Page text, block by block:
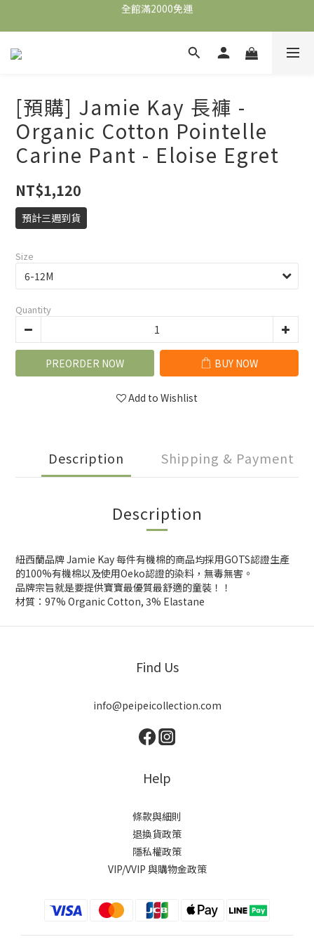
全館滿2000免運
全館滿2000免運
加入會員，即可獲得$100購物金，可立即於首購使用。
全館滿2000免運
[預購] Jamie Kay 長褲 -
Organic Cotton Pointelle
Carine Pant - Eloise Egret
NT$1,120
預計三週到貨
Size
Quantity
PREORDER NOW BUY NOW
Add to Wishlist
Description Shipping & Payment
Description
紐西蘭品牌 Jamie Kay 每件有機棉的商品均採用GOTS認證生產
的100%有機棉以及使用Oeko認證的染料，無毒無害。
品牌宗旨就是要提供寶寶最優質最舒適的童裝！！
材質：97% Organic Cotton, 3% Elastane
Find Us
info@peipeicollection.com
Help
條款與細則
退換貨政策
隱私權政策
VIP/VVIP 與購物金政策